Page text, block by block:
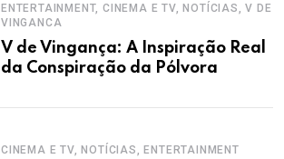
ENTERTAINMENT, CINEMA E TV, NOTÍCIAS, V DE
VINGANCA
V de Vingança: A Inspiração Real
da Conspiração da Pólvora
CINEMA E TV, NOTÍCIAS, ENTERTAINMENT